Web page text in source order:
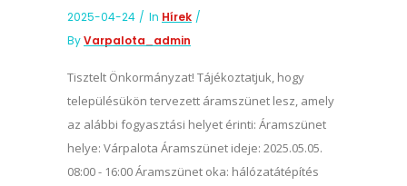
2025-04-24 In Hírek
ByVarpalota_admin
Tisztelt Önkormányzat! Tájékoztatjuk, hogy
településükön tervezett áramszünet lesz, amely
az alábbi fogyasztási helyet érinti: Áramszünet
helye: Várpalota Áramszünet ideje: 2025.05.05.
08:00 - 16:00 Áramszünet oka: hálózatátépítés